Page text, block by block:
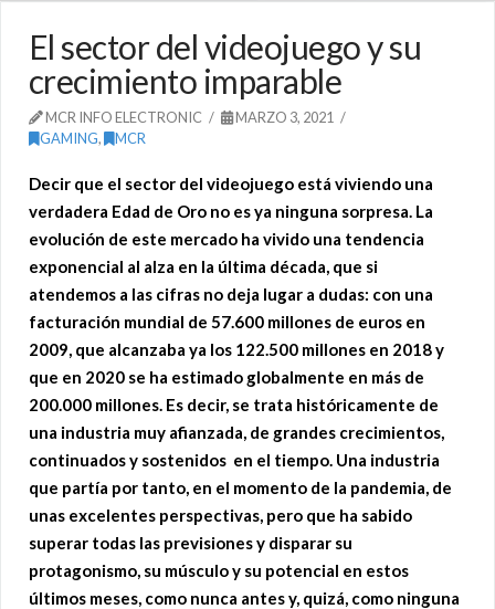
El sector del videojuego y su
crecimiento imparable
MCR INFO ELECTRONIC
MARZO 3, 2021
GAMING, MCR
Decir que el sector del videojuego está viviendo una
verdadera Edad de Oro no es ya ninguna sorpresa. La
evolución de este mercado ha vivido una tendencia
exponencial al alza en la última década, que si
atendemos a las cifras no deja lugar a dudas: con una
facturación mundial de 57.600 millones de euros en
2009, que alcanzaba ya los 122.500 millones en 2018 y
que en 2020 se ha estimado globalmente en más de
200.000 millones. Es decir, se trata históricamente de
una industria muy afianzada, de grandes crecimientos,
continuados y sostenidos en el tiempo. Una industria
que partía por tanto, en el momento de la pandemia, de
unas excelentes perspectivas, pero que ha sabido
superar todas las previsiones y disparar su
protagonismo, su músculo y su potencial en estos
últimos meses, como nunca antes y, quizá, como ninguna